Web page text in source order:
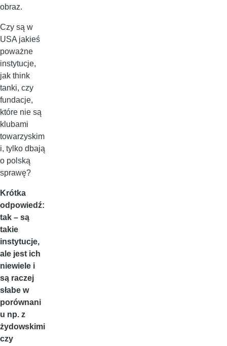
obraz.
Czy są w
USA jakieś
poważne
instytucje,
jak think
tanki, czy
fundacje,
które nie są
klubami
towarzyskim
i, tylko dbają
o polską
sprawę?
Krótka
odpowiedź:
tak – są
takie
instytucje,
ale jest ich
niewiele i
są raczej
słabe w
porównani
u np. z
żydowskimi
czy